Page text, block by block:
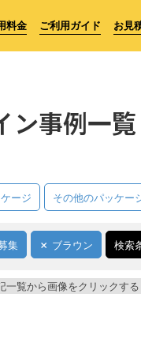
料金 ご利用ガイド お見
ン事例一覧
ージ その他のパッケー
集 ブラウン 検索
一覧から画像をクリックす